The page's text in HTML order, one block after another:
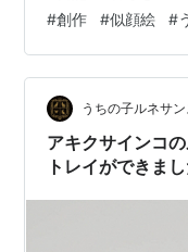
インのカラーアート
いただけます。 ◆
ロック調の立体的
り塗装仕上げ・表
（両面同じデザイン
ム3点付き（お好き
#創作 #似顔絵 #
うちの子ルネサ
アキクサインコ
トレイができまし